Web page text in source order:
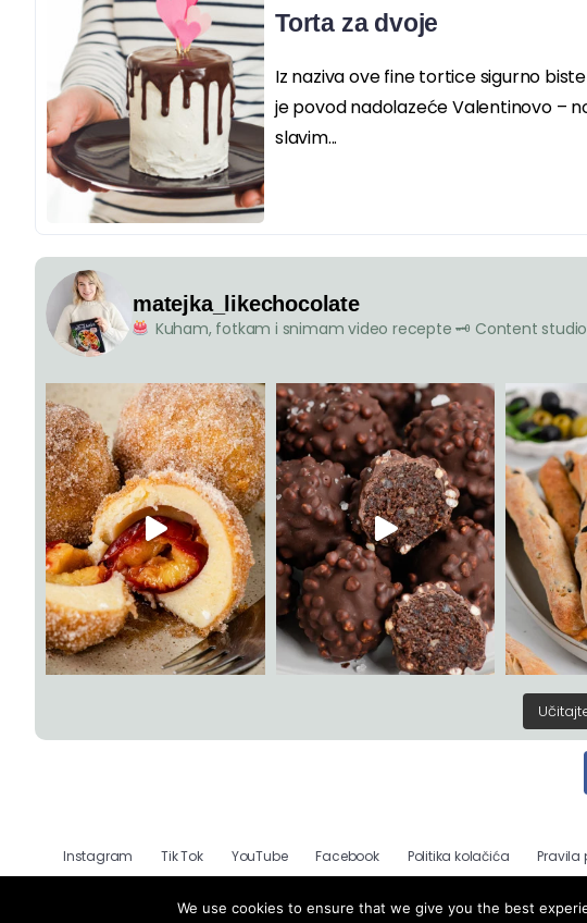
Torta za dvoje
Iz naziva ove fine tortice sigurno
je povod nadolazeće Valentinovo –
slavim...
matejka_likechocolate
Kuham, fotkam i snimam video recepte 🗝 Content studio
Instagram Tik Tok YouTube Facebook Politika kolačića Pravila
We use cookies to ensure that we give you the best